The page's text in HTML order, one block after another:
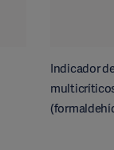
Indicador